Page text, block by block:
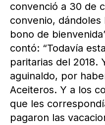
convenció a 30 de
convenio, dándoles
bono de
contó: “Todavía
paritarias del 2018.
aguinaldo, por
Aceiteros. Y a los
que les
pagaron las